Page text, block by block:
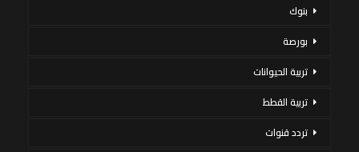
بنوك
بورصة
تربية الحيوانات
تربية القطط
تردد قنوات